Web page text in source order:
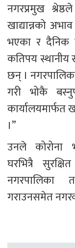
नगरप्रमुख
खाद्यान्नको
भएका र दैनिक
कतिपय स्थानीय
छन् ।
गरी भोकै
कार्यालयमार्फत
।”
उनले कोरोना
घरभित्रै
नगरपालिका
गराउनसमेत